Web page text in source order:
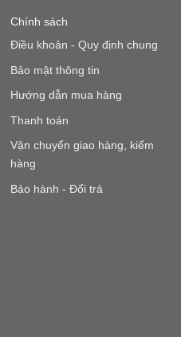
Chính sách
Điều khoản - Quy định chung
Bảo mật thông tin
Hướng dẫn mua hàng
Thanh toán
Vận chuyển giao hàng, kiểm
hàng
Bảo hành - Đổi trả